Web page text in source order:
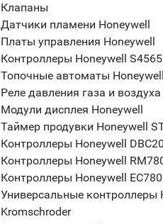
Клапаны
Датчики пламени Honeywell
Платы управления Honeywell
Контроллеры Honeywell S4565
Топочные автоматы Honeywell
Реле давления газа и
Модули дисплея Honeywell
Таймер продувки Honeywell
Контроллеры Honeywell
Контроллеры Honeywell
Контроллеры Honeywell
Универсальные контроллеры
Kromschroder